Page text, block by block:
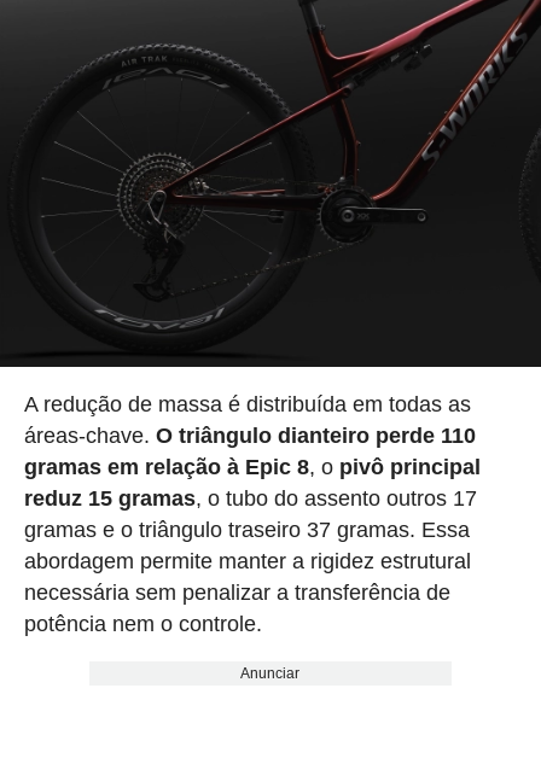
A redução de massa é distribuída em todas as
áreas-chave. O triângulo dianteiro perde 110
gramas em relação à Epic 8, opivô principal
reduz 15 gramas, o tubo do assento outros 17
gramas e o triângulo traseiro 37 gramas. Essa
abordagem permite manter a rigidez estrutural
necessária sem penalizar a transferência de
potência nem o controle.
Anunciar